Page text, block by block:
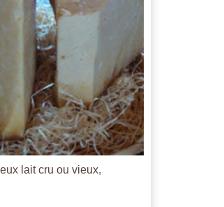
lait cru ou vieux,